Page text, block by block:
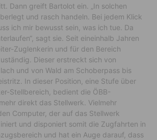
Dann greift Bartolot ein. „In solchen
und rasch handeln. Bei jedem Klick
ich mir bewusst sein, was ich tue. Da
sagt sie. Seit eineinhalb Jahren
Zuglenkerin und für den Bereich
Dieser erstreckt sich von
und von Wald am Schoberpass bis
In dieser Position, eine Stufe über
Stellbereich, bedient die ÖBB-
direkt das Stellwerk. Vielmehr
Computer, der auf das Stellwerk
und disponiert somit die Zugfahrten in
und hat ein Auge darauf, dass